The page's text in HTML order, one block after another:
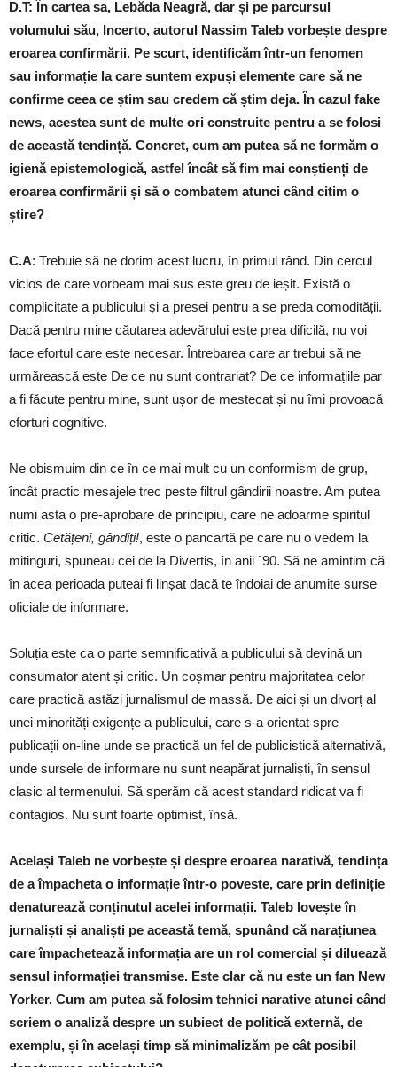
D.T: În cartea sa, Lebăda Neagră, dar și pe parcursul
volumului său, Incerto, autorul Nassim Taleb vorbește despre
eroarea confirmării. Pe scurt, identificăm într-un fenomen
sau informație la care suntem expuși elemente care să ne
confirme ceea ce știm sau credem că știm deja. În cazul fake
news, acestea sunt de multe ori construite pentru a se folosi
de această tendință. Concret, cum am putea să ne formăm o
igienă epistemologică, astfel încât să fim mai conștienți de
eroarea confirmării și să o combatem atunci când citim o
știre?
C.A: Trebuie să ne dorim acest lucru, în primul rând. Din cercul
vicios de care vorbeam mai sus este greu de ieșit. Există o
complicitate a publicului și a presei pentru a se preda comodității.
Dacă pentru mine căutarea adevărului este prea dificilă, nu voi
face efortul care este necesar. Întrebarea care ar trebui să ne
urmărească este De ce nu sunt contrariat? De ce informațiile par
a fi făcute pentru mine, sunt ușor de mestecat și nu îmi provoacă
eforturi cognitive.
Ne obismuim din ce în ce mai mult cu un conformism de grup,
încât practic mesajele trec peste filtrul gândirii noastre. Am putea
numi asta o pre-aprobare de principiu, care ne adoarme spiritul
critic. Cetățeni, gândiți!, este o pancartă pe care nu o vedem la
mitinguri, spuneau cei de la Divertis, în anii `90. Să ne amintim că
în acea perioada puteai fi linșat dacă te îndoiai de anumite surse
oficiale de informare.
Soluția este ca o parte semnificativă a publicului să devină un
consumator atent și critic. Un coșmar pentru majoritatea celor
care practică astăzi jurnalismul de massă. De aici și un divorț al
unei minorități exigențe a publicului, care s-a orientat spre
publicații on-line unde se practică un fel de publicistică alternativă,
unde sursele de informare nu sunt neapărat jurnaliști, în sensul
clasic al termenului. Să sperăm că acest standard ridicat va fi
contagios. Nu sunt foarte optimist, însă.
Același Taleb ne vorbește și despre eroarea narativă, tendința
de a împacheta o informație într-o poveste, care prin definiție
denaturează conținutul acelei informații. Taleb lovește în
jurnaliști și analiști pe această temă, spunând că narațiunea
care împachetează informația are un rol comercial și diluează
sensul informației transmise. Este clar că nu este un fan New
Yorker. Cum am putea să folosim tehnici narative atunci când
scriem o analiză despre un subiect de politică externă, de
exemplu, și în același timp să minimalizăm pe cât posibil